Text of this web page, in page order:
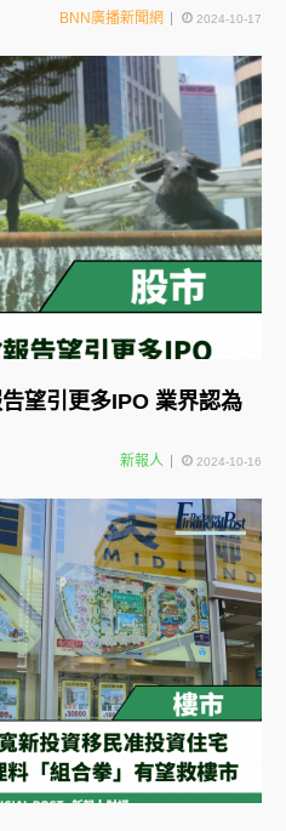
BNN廣播新聞網 2024-10-17
望引更多IPO 業界認為
新報人 2024-10-16